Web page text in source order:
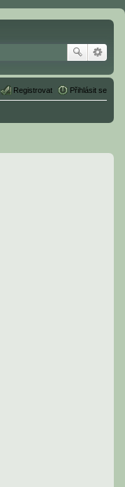
Přihlásit se
Registrovat